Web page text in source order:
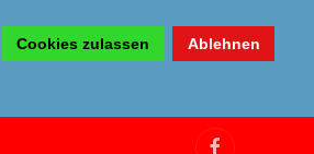
Cookies zulassen Ablehnen